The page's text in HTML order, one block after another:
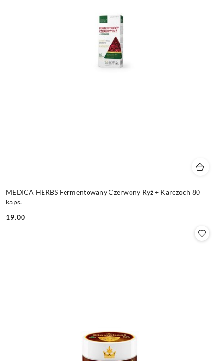
MEDICA HERBS Fermentowany Czerwony Ryż + Karczoch 80
kaps.
Cena:
19.00